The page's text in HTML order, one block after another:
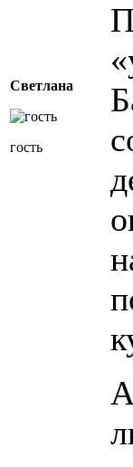
Светлана
гость